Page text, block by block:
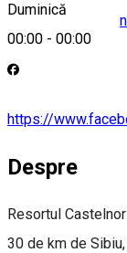
Duminică
00:00 - 00:00
http://
https://
Despre
Resortul
30 de km de